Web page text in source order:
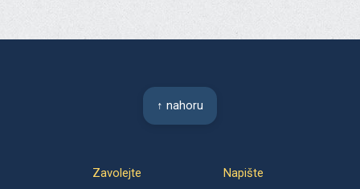
↑ nahoru
Zavolejte
Napište